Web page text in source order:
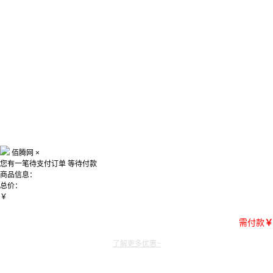
佰腾网 ×
您有一笔待支付订单 等待付款
商品信息：
总价：
￥
需付款￥
了解更多优惠~